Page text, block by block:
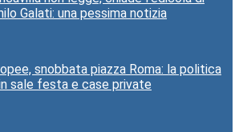
Galati: una pessima notizia
snobbata piazza Roma: la politica
sale festa e case private